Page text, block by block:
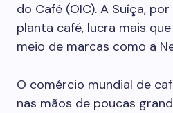
do Café (OIC). A Suíça,
planta café, lucra mais
meio de marcas como a
O comércio mundial de
nas mãos de poucas